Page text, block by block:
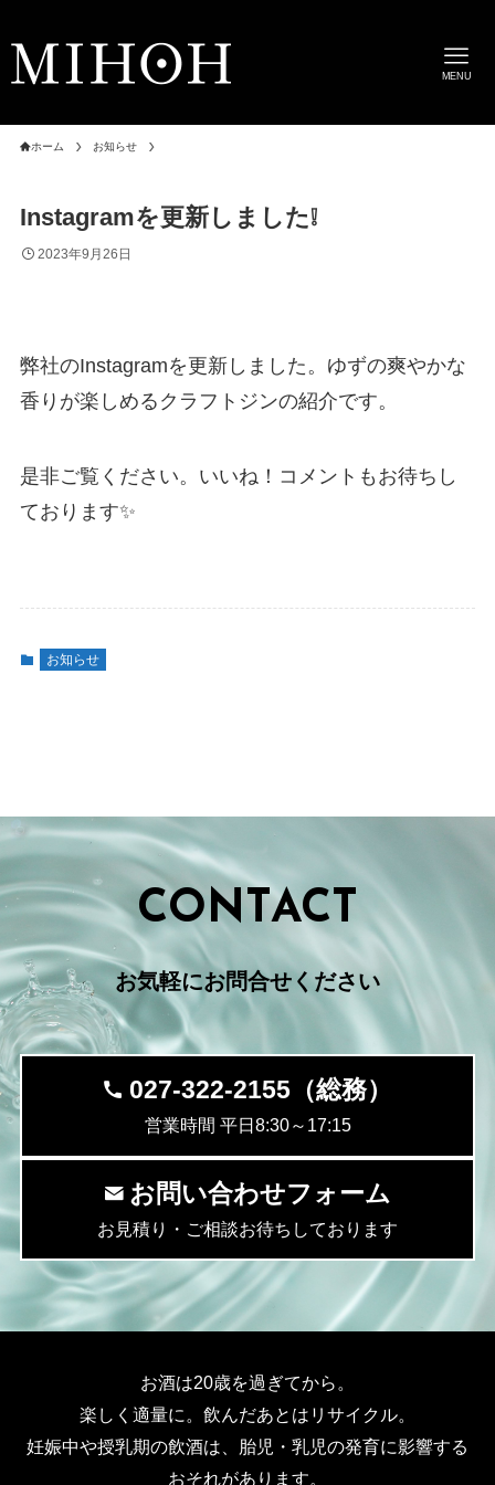
MENU
ホーム お知らせ
Instagramを更新しました❕
2023年9月26日
弊社のInstagramを更新しました。ゆずの爽やかな
香りが楽しめるクラフトジンの紹介です。
是非ご覧ください。いいね！コメントもお待ちし
ております✨
お知らせ
CONTACT
お気軽にお問合せください
027-322-2155（総務）
営業時間 平日8:30～17:15
お問い合わせフォーム
お見積り・ご相談お待ちしております
お酒は20歳を過ぎてから。
楽しく適量に。飲んだあとはリサイクル。
妊娠中や授乳期の飲酒は、胎児・乳児の発育に影響する
おそれがあります。